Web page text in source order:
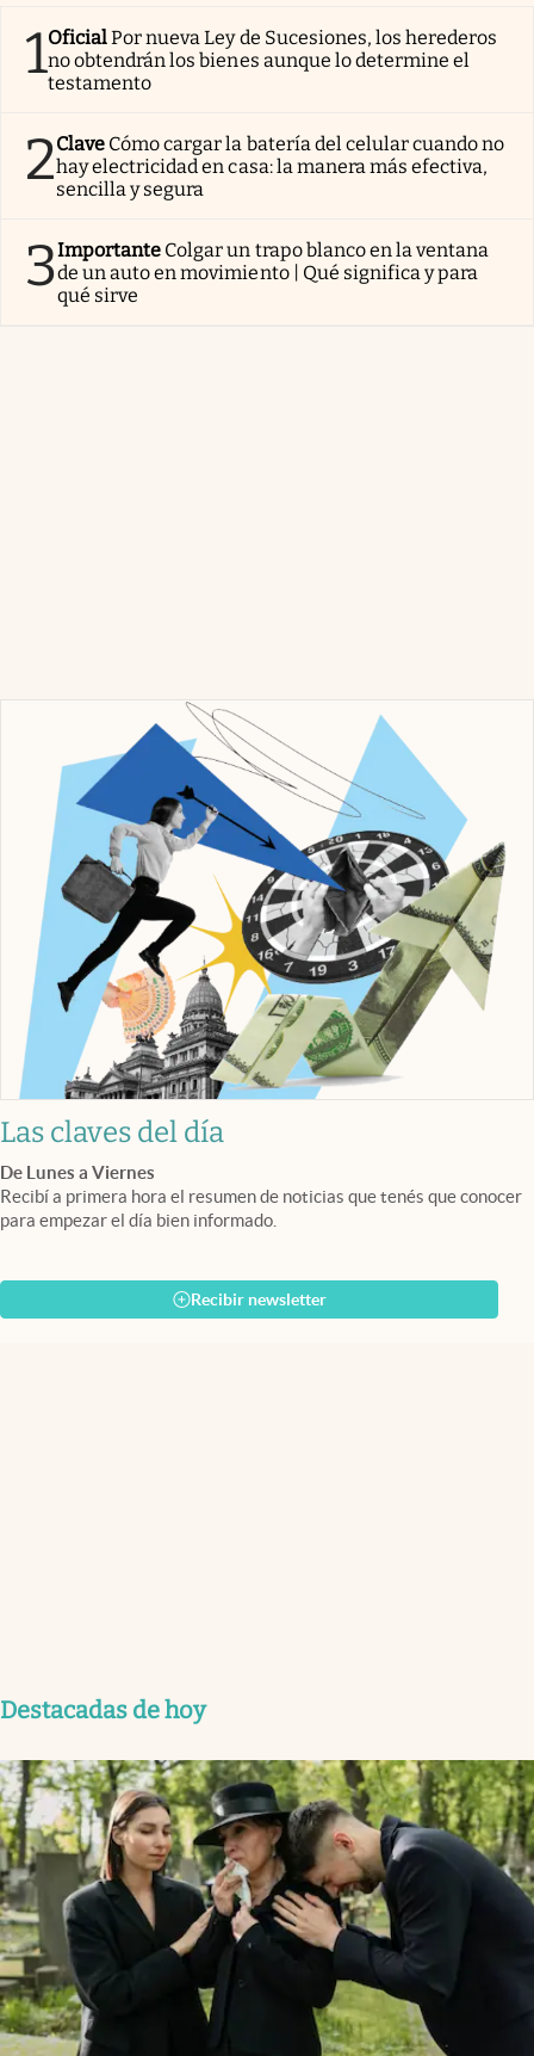
1OficialPor nueva Ley de Sucesiones, los herederos
no obtendrán los bienes aunque lo determine el
testamento
2Clave Cómo cargar la batería del celular cuando no
hay electricidad en casa: la manera más efectiva,
sencilla y segura
3Importante Colgar un trapo blanco en la ventana
de un auto en movimiento | Qué significa y para
qué sirve
Las claves del día
De Lunes a Viernes
Recibí a primera hora el resumen de noticias que tenés que conocer
para empezar el día bien informado.
Recibir newsletter
Destacadas de hoy